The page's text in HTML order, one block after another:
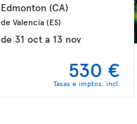
Edmonton (CA)
de Valencia (ES)
de 31 oct a 13 nov
530 €
Tasas e imptos. incl.